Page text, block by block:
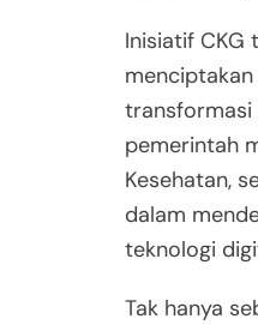
Inisiatif CKG
transformasi
pemerintah
Kesehatan,
dalam
teknologi
Tak hanya